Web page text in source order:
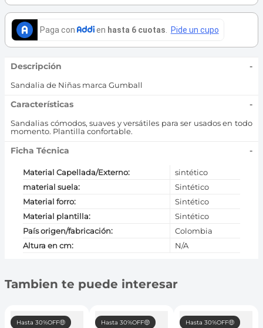
Descripción -
Sandalia de Niñas marca Gumball
Características -
Sandalias cómodos, suaves y versátiles para ser usados en todo
momento. Plantilla confortable.
Ficha Técnica -
Material Capellada/Externo:
sintético
material suela:
Sintético
Material forro:
Sintético
Material plantilla:
Sintético
País origen/fabricación:
Colombia
Altura en cm: N/A
Tambien te puede interesar
Hasta 30%OFF🤑 Hasta 30%OFF🤑 Hasta 30%OFF🤑